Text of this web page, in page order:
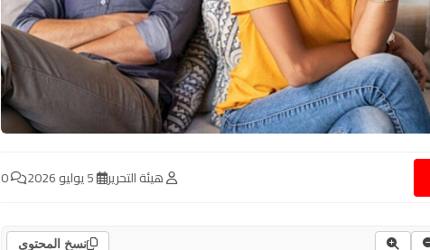
هيئة التحرير
نسخ المحتوى